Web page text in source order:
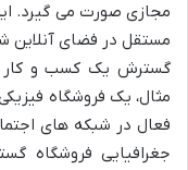
مجازی صورت می گیرد.
مستقل در فضای آنلاین
گسترش یک کسب و کار
مثال، یک فروشگاه
فعال در شبکه های
جغرافیایی فروشگاه